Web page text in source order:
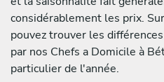
considérablement les prix.
pouvez trouver les
par nos Chefs a Domicile à
particulier de l'année.